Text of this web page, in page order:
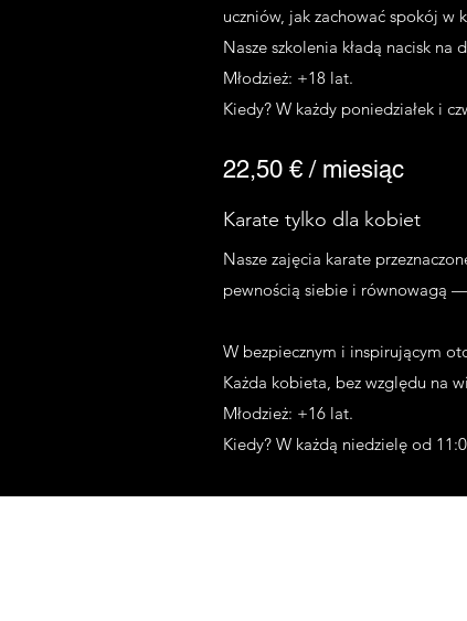
uczniów, jak zachować spokój w
Nasze szkolenia kładą nacisk
Młodzież: +18 lat.
Kiedy? W każdy poniedziałek i
22,50 € / miesiąc
Karate tylko dla kobiet
Nasze zajęcia karate
pewnością siebie i równowagą
W bezpiecznym i inspirującym
Każda kobieta, bez względu na
Młodzież: +16 lat.
Kiedy? W każdą niedzielę od